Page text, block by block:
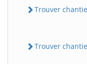
Trouver
Trouver